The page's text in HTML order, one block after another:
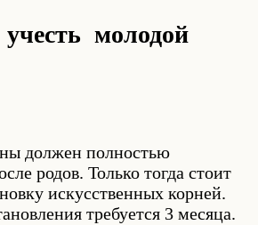
молодой
должен полностью
родов. Только тогда стоит
искусственных корней.
требуется 3 месяца.